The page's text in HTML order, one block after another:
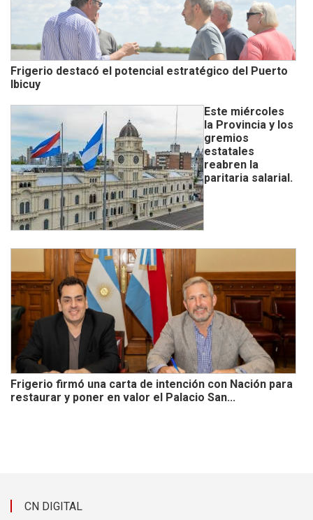
Frigerio destacó el potencial estratégico del Puerto
Ibicuy
Este miércoles
la Provincia y los
gremios
estatales
reabren la
paritaria salarial.
Frigerio firmó una carta de intención con Nación para
restaurar y poner en valor el Palacio San...
CN DIGITAL